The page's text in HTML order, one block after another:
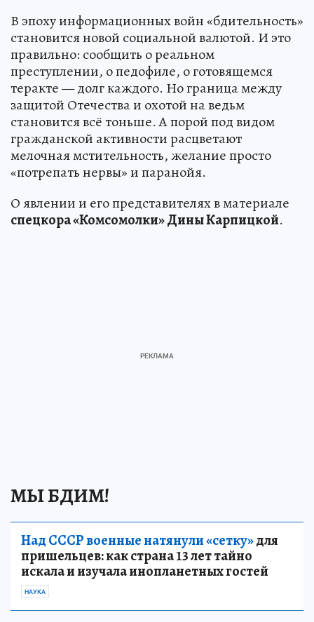
В эпоху информационных войн «бдительность»
становится новой социальной валютой. И это
правильно: сообщить о реальном
преступлении, о педофиле, о готовящемся
теракте — долг каждого. Но граница между
защитой Отечества и охотой на ведьм
становится всё тоньше. А порой под видом
гражданской активности расцветают
мелочная мстительность, желание просто
«потрепать нервы» и паранойя.
О явлении и его представителях в материале
спецкора «Комсомолки» Дины Карпицкой.
МЫ БДИМ!
Над СССР военные натянули «сетку»для
пришельцев: как страна 13 лет тайно
искала и изучала инопланетных гостей
НАУКА